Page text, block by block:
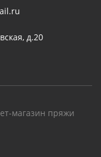
д.20
магазин пряжи